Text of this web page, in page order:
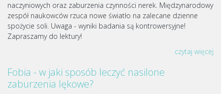
naczyniowych oraz zaburzenia czynności nerek. Międzynarodowy
zespół naukowców rzuca nowe światło na zalecane dzienne
spożycie soli. Uwaga - wyniki badania są kontrowersyjne!
Zapraszamy do lektury!
czytaj więcej
Fobia - w jaki sposób leczyć nasilone
zaburzenia lękowe?